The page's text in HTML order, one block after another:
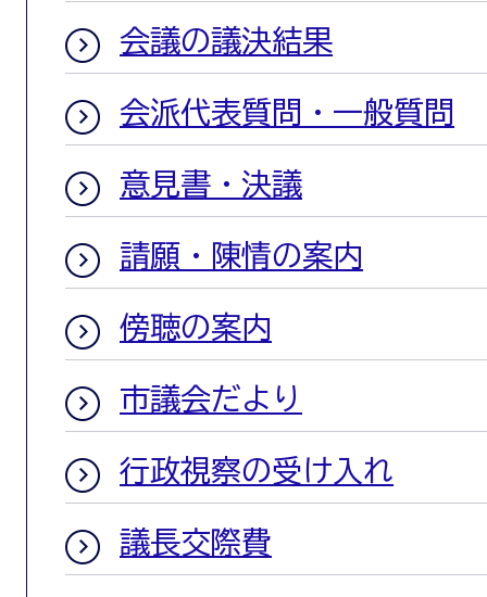
会議の議決結果
会派代表質問・一般質問
意見書・決議
請願・陳情の案内
傍聴の案内
市議会だより
行政視察の受け入れ
議長交際費